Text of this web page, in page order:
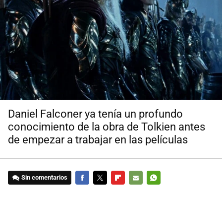
Daniel Falconer ya tenía un profundo
conocimiento de la obra de Tolkien antes
de empezar a trabajar en las películas
Sin comentarios